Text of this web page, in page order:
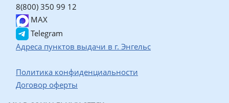
8(800) 350 99 12
MAX
Telegram
Адреса пунктов выдачи в г. Энгельс
Политика конфиденциальности
Договор оферты